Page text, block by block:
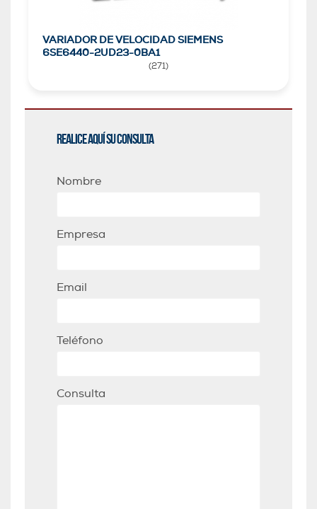
VARIADOR DE VELOCIDAD SIEMENS
6SE6440-2UD23-0BA1
(271)
Realice aquí su consulta
Nombre
Empresa
Email
Teléfono
Consulta